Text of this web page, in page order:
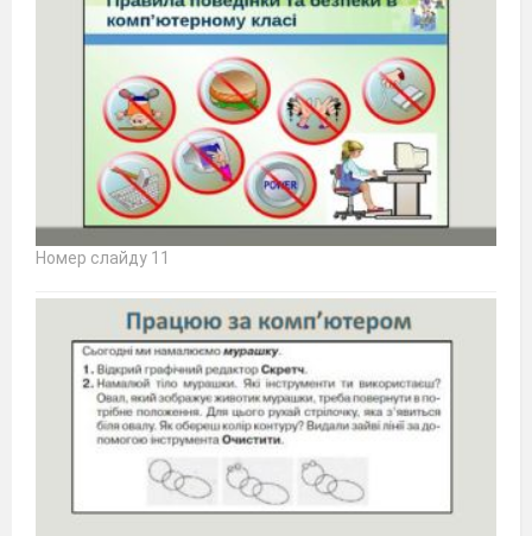
Номер слайду 11